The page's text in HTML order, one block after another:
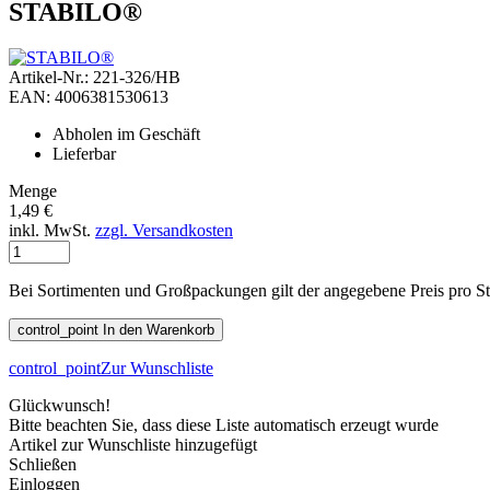
STABILO®
Artikel-Nr.: 221-326/HB
EAN: 4006381530613
Abholen im Geschäft
Lieferbar
Menge
1,49 €
inkl. MwSt. zzgl. Versandkosten
Bei Sortimenten und Großpackungen gilt der angegebene Preis pro
control_point In den Warenkorb
control_pointZur Wunschliste
Glückwunsch!
Bitte beachten Sie, dass diese Liste automatisch erzeugt wurde
Artikel zur Wunschliste hinzugefügt
Schließen
Einloggen